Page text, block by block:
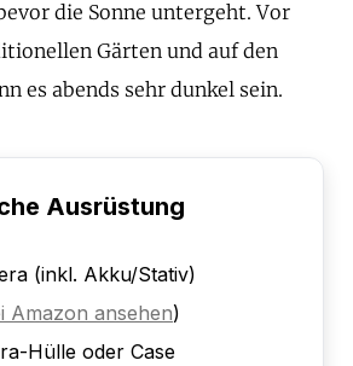
die Sonne untergeht. Vor
Gärten und auf den
es abends sehr dunkel sein.
Ausrüstung
(inkl. Akku/Stativ)
Amazon ansehen)
Hülle oder Case